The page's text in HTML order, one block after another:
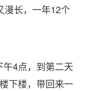
漫长，一年12个
4点，到第二天
下楼，带回来一